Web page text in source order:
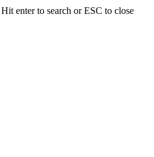
Hit enter to search or ESC to close